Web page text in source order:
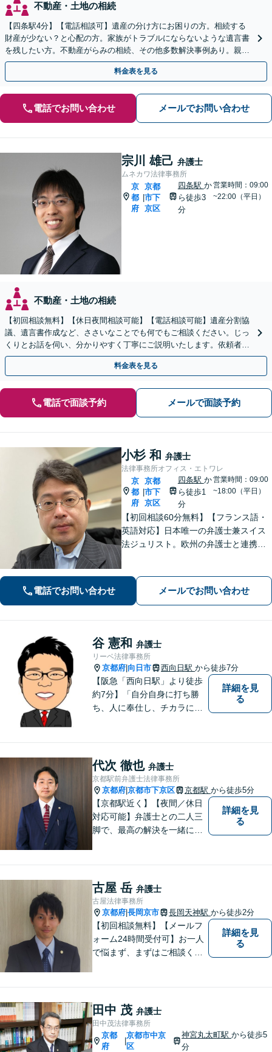
不動産・土地の相続
【四条駅4分】【電話相談可】遺産の分け方にお困りの方。相続する
財産が少ない？と心配の方。家族がトラブルにならないような遺言書
を残したい方。不動産がらみの相続、その他多数解決事例あり。親身
に対応します【夜間・休日面談】【初回相談無料】
料金表を見る
電話でお問い合わせ メールでお問い合わせ
宗川 雄己 弁護士
ムネカワ法律事務所
京
都
府
|
京都
市下
京区
四条駅 か
ら徒歩3
分
営業時間：09:00
~22:00（平日）
不動産・土地の相続
【初回相談無料】【休日夜間相談可能】【電話相談可能】遺産分割協
議、遺言書作成など、ささいなことでも何でもご相談ください。じっ
くりとお話を伺い、分かりやすく丁寧にご説明いたします。依頼者の
方の利益を最大化するために尽力いたします。
料金表を見る
電話で面談予約 メールで面談予約
小杉 和 弁護士
法律事務所オフィス・エトワレ
京
都
府
|
京都
市下
京区
四条駅 か
ら徒歩1
分
営業時間：09:00
~18:00（平日）
【初回相談60分無料】【フランス語・
英語対応】日本唯一の弁護士兼スイス
法ジュリスト。欧州の弁護士と連携し
上げ／英仏日契約法務／ハーグ条約案
件などお任せ【WEB対応｜休日・夜間
電話でお問い合わせ メールでお問い合わせ
谷 憲和 弁護士
リーベ法律事務所
京都府 向日市 西向日駅 から徒歩7分
【阪急「西向日駅」より徒歩
約7分】「自分自身に打ち勝
ち、人に奉仕し、チカラにな
じて弁護活動をおこなってま
いります。お気軽にご相談く
ださい。
詳細を見
る
代次 徹也 弁護士
京都駅前弁護士法律事務所
京都府 京都市下京区 京都駅 から徒歩5分
【京都駅近く】【夜間／休日
対応可能】弁護士との二人三
脚で、最高の解決を一緒に目
可能です。【地域に根ざした
弁護士】まずは当事務所の無
料法律相談をご体験くださ
い。
詳細を見
る
古屋 岳 弁護士
古屋法律事務所
京都府 長岡京市 長岡天神駅 から徒歩2分
【初回相談無料】【メールフ
ォーム24時間受付可】お一人
で悩まず、まずはご相談くだ
詳細を見
る
田中 茂 弁護士
田中茂法律事務所
京都
府
|
京都市中京
区
神宮丸太町駅から徒歩5
分